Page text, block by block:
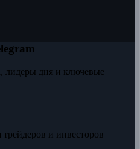
лидеры дня и ключевые
и инвесторов